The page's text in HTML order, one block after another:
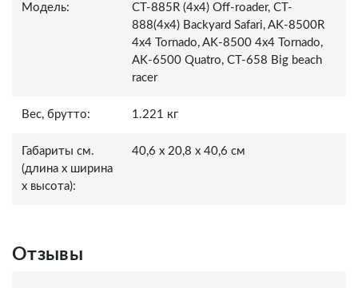
Модель:
CT-885R (4x4) Off-roader, CT-
888(4x4) Backyard Safari, AK-8500R
4x4 Tornado, AK-8500 4x4 Tornado,
AK-6500 Quatro, СТ-658 Big beach
racer
Вес, брутто: 1.221 кг
Габариты см.
(длина x ширина
x высота):
40,6 x 20,8 x 40,6 см
Отзывы